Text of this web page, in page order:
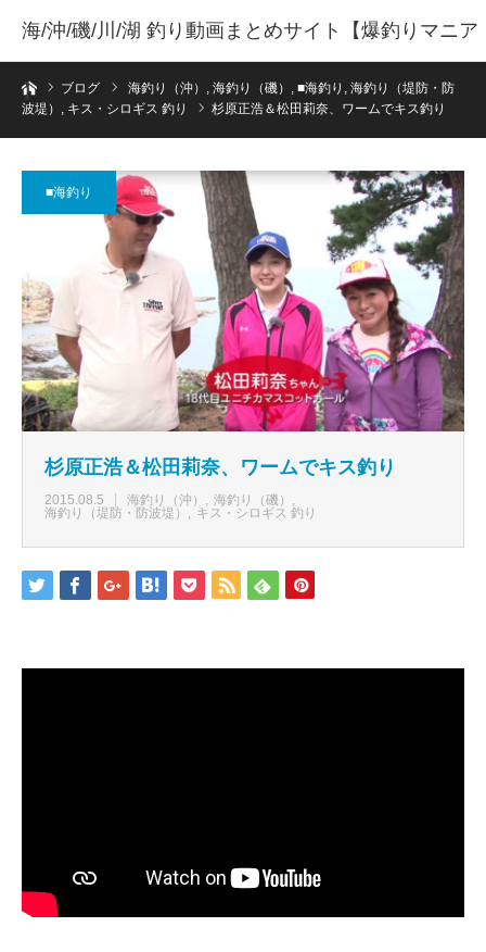
海/沖/磯/川/湖 釣り動画まとめサイト【爆釣りマニア
】ホームブログ 海釣り（沖） , 海釣り（磯） , ■海釣り , 海釣り（堤防・防
波堤） , キス・シロギス 釣り 杉原正浩＆松田莉奈、ワームでキス釣り
■海釣り
杉原正浩＆松田莉奈、ワームでキス釣り
2015.08.5 海釣り（沖）
海釣り（磯）
海釣り（堤防・防波堤）
キス・シロギス 釣り